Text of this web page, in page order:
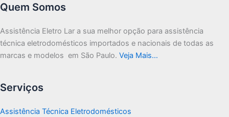
Quem Somos
Assistência Eletro Lar a sua melhor opção para assistência
técnica eletrodomésticos importados e nacionais de todas as
marcas e modelos em São Paulo. Veja Mais…
Serviços
Assistência Técnica Eletrodomésticos